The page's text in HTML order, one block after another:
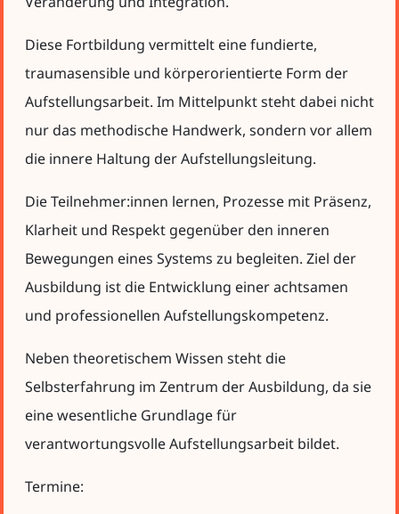
Diese Fortbildung vermittelt eine fundierte,
traumasensible und körperorientierte Form der
Aufstellungsarbeit. Im Mittelpunkt steht dabei nicht
nur das methodische Handwerk, sondern vor allem
die innere Haltung der Aufstellungsleitung.
Die Teilnehmer:innen lernen, Prozesse mit Präsenz,
Klarheit und Respekt gegenüber den inneren
Bewegungen eines Systems zu begleiten. Ziel der
Ausbildung ist die Entwicklung einer achtsamen
und professionellen Aufstellungskompetenz.
Neben theoretischem Wissen steht die
Selbsterfahrung im Zentrum der Ausbildung, da sie
eine wesentliche Grundlage für
verantwortungsvolle Aufstellungsarbeit bildet.
Termine: